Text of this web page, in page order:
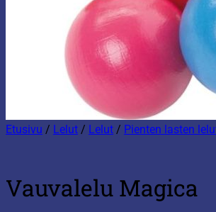
Etusivu / Lelut / Lelut / Pienten lasten
Vauvalelu Magica